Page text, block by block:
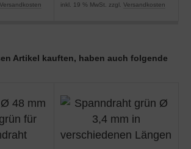
Versandkosten inkl. 19 % MwSt. zzgl. Versandkosten
Artikel kauften, haben auch folgende